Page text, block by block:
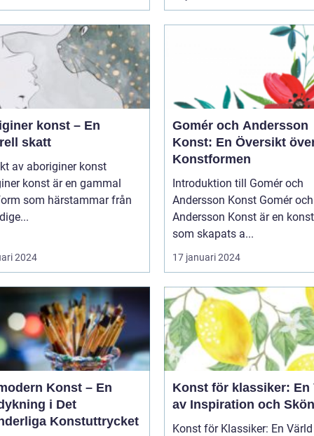
konst – En
skatt
av aboriginer konst
konst är en gammal
som härstammar från
2024
Gomér och Andersson
Konst: En Översikt
Konstformen
Introduktion till Gomér och
Andersson Konst Gomér och
Andersson Konst är en
som skapats a...
17 januari 2024
Konst – En
i Det
Konstuttrycket
Konst för klassiker: En
av Inspiration och
Konst för Klassiker: En